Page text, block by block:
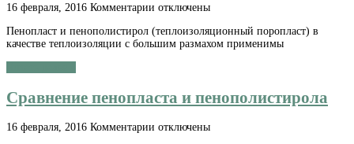
16 февраля, 2016 Комментарии к
Экструдированный
пенополистирол
воспользоваться
отключены
Пенопласт и пенополистирол (теплоизоляционный поропласт) в
качестве теплоизоляции с большим размахом применимы
Сравнение пенопласта и пенополистирола
16 февраля, 2016 Комментарии котключены